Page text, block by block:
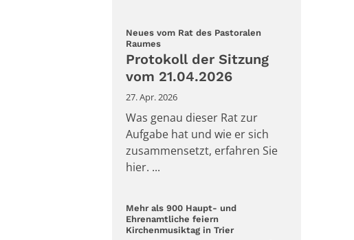
Neues vom Rat des Pastoralen
Raumes:
Protokoll der Sitzung
vom 21.04.2026
27. Apr. 2026
Was genau dieser Rat zur
Aufgabe hat und wie er sich
zusammensetzt, erfahren Sie
hier. ...
Mehr als 900 Haupt- und
Ehrenamtliche feiern
Kirchenmusiktag in Trier: